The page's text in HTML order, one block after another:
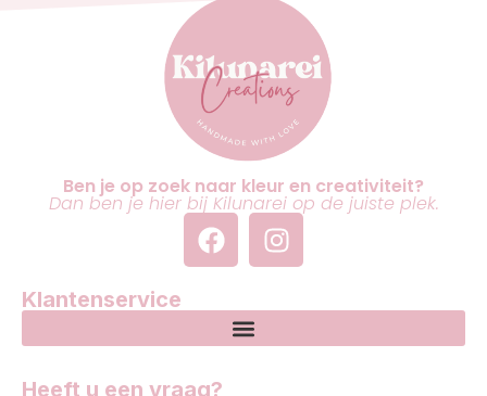
Ben je op zoek naar kleur en creativiteit?
Dan ben je hier bij Kilunarei op de juiste plek.
Klantenservice
Heeft u een vraag?